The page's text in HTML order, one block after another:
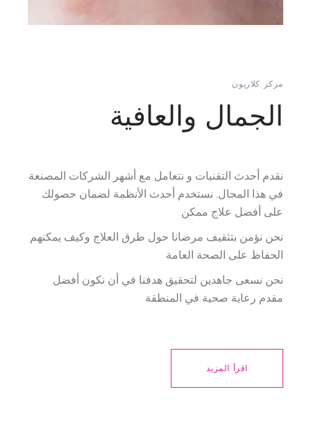
مركز كلاريون
الجمال والعافية
نقدم أحدث التقنيات و نتعامل مع أشهر الشركات المصنعة
في هذا المجال. نستخدم أحدث الأنظمة لضمان حصولك
على أفضل علاج ممكن
نحن نؤمن بتثقيف مرضانا حول طرق العلاج وكيف يمكنهم
الحفاظ على الصحة العامة
نحن نسعى جاهدين لتحقيق هدفنا في أن نكون أفضل
مقدم رعاية صحية في المنطقة
اقرأ المزيد